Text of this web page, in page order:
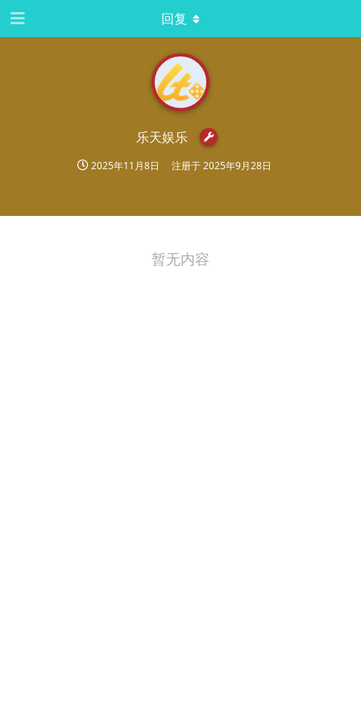
乐天娱乐
2025年11月8日 注册于2025年9月28日
回复
暂无内容